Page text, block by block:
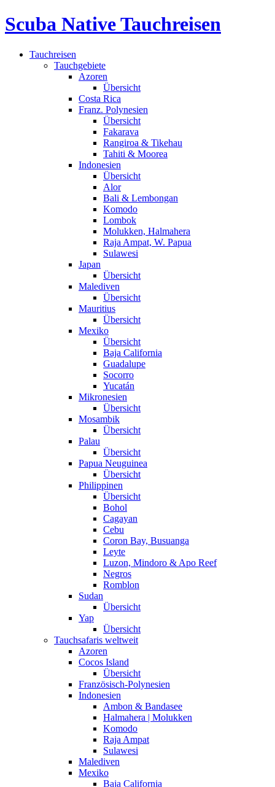
Scuba Native Tauchreisen
Tauchreisen
Tauchgebiete
Azoren
Übersicht
Costa Rica
Franz. Polynesien
Übersicht
Fakarava
Rangiroa & Tikehau
Tahiti & Moorea
Indonesien
Übersicht
Alor
Bali & Lembongan
Komodo
Lombok
Molukken, Halmahera
Raja Ampat, W. Papua
Sulawesi
Japan
Übersicht
Malediven
Übersicht
Mauritius
Übersicht
Mexiko
Übersicht
Baja California
Guadalupe
Socorro
Yucatán
Mikronesien
Übersicht
Mosambik
Übersicht
Palau
Übersicht
Papua Neuguinea
Übersicht
Philippinen
Übersicht
Bohol
Cagayan
Cebu
Coron Bay, Busuanga
Leyte
Luzon, Mindoro & Apo Reef
Negros
Romblon
Sudan
Übersicht
Yap
Übersicht
Tauchsafaris weltweit
Azoren
Cocos Island
Übersicht
Französisch-Polynesien
Indonesien
Ambon & Bandasee
Halmahera | Molukken
Komodo
Raja Ampat
Sulawesi
Malediven
Mexiko
Baja California